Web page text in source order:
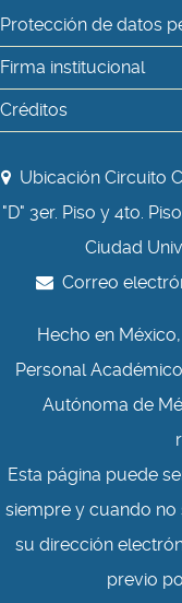
Protección de datos
Firma institucional
Créditos
Ubicación Circuito
"D" 3er. Piso y 4to.
Ciudad
Correo
Hecho en
Personal
Autónoma de
Esta página puede
siempre y cuando no
su dirección
previo